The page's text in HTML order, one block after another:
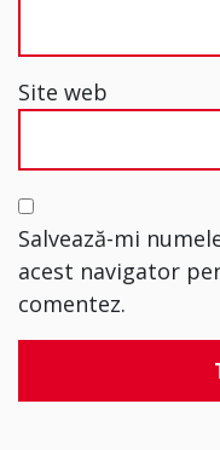
Site web
Salvează-mi
acest navigator
comentez.